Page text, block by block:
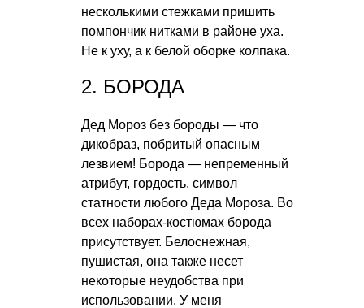
несколькими стежками пришить
помпончик нитками в районе уха.
Не к уху, а к белой оборке колпака.
2. БОРОДА
Дед Мороз без бороды — что
дикобраз, побритый опасным
лезвием! Борода — непременный
атрибут, гордость, символ
статности любого Деда Мороза. Во
всех наборах-костюмах борода
присутствует. Белоснежная,
пушистая, она также несет
некоторые неудобства при
использовании. У меня